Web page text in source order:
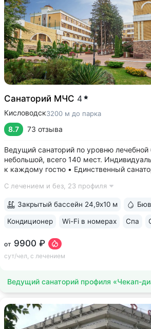
Санаторий МЧС 4
Кисловодск3200 м до парка
8.7 73 отзыва
Ведущий санаторий по уровню
небольшой, всего 140 мест.
к каждому гостю • Единственный
комплекс CON-TREX (Германия) для
С лечением и без, 23 профиля
от 9900 ₽
сут/чел, с лечением
Закрытый бассейн 24,9х10 м
Кондиционер Wi-Fi в номерах Спа
Ведущий санаторий профиля «Чекап-